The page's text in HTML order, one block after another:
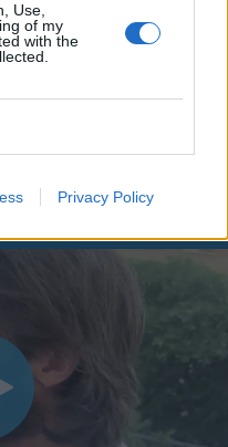
Use,
of my
with the
Privacy Policy